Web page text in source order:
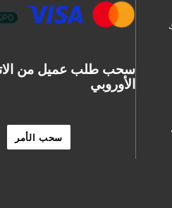
سحب طلب عميل من
الأوروبي
سحب الأمر